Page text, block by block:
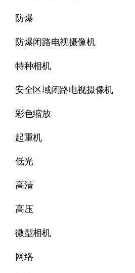
防爆
防爆闭路电视摄像机
特种相机
安全区域闭路电视摄像机
彩色缩放
起重机
低光
高清
高压
微型相机
网络